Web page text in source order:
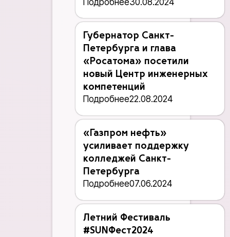
Губернатор Санкт-
Петербурга и глава
«Росатома» посетили
новый Центр инженерных
компетенций
Подробнее22.08.2024
«Газпром нефть»
усиливает поддержку
колледжей Санкт-
Петербурга
Подробнее07.06.2024
Летний Фестиваль
#SUNФест2024